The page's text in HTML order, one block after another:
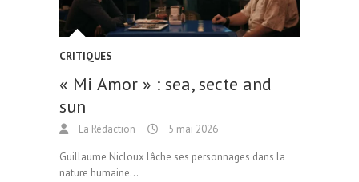
CRITIQUES
« Mi Amor » : sea, secte and
sun
La Rédaction 5 mai 2026
Guillaume Nicloux lâche ses personnages dans la
nature humaine…